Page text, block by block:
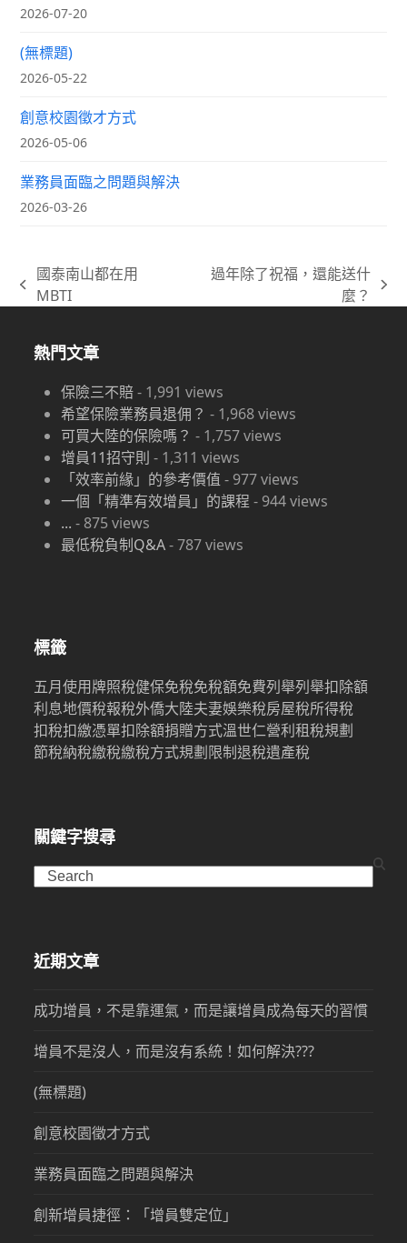
2026-07-20
(無標題)
2026-05-22
創意校園徵才方式
2026-05-06
業務員面臨之問題與解決
2026-03-26
previous
國泰南山都在用
MBTI
過年除了祝福，還能送什
麼？
熱門文章
保險三不賠- 1,991 views
希望保險業務員退佣？ - 1,968views
可買大陸的保險嗎？ - 1,757views
增員11招守則 - 1,311 views
「效率前緣」的參考價值 - 977views
一個「精準有效增員」的課程 - 944views
... - 875views
最低稅負制Q&A-787views
標籤
五月使用牌照稅健保免稅免稅額免費列舉列舉扣除額
利息地價稅報稅外僑大陸夫妻娛樂稅房屋稅所得稅
扣稅扣繳憑單扣除額捐贈方式溫世仁營利租稅規劃
節稅納稅繳稅繳稅方式規劃限制退稅遺產稅
關鍵字搜尋
Search
近期文章
成功增員，不是靠運氣，而是讓增員成為每天的習慣
增員不是沒人，而是沒有系統！如何解決???
(無標題)
創意校園徵才方式
業務員面臨之問題與解決
創新增員捷徑：「增員雙定位」